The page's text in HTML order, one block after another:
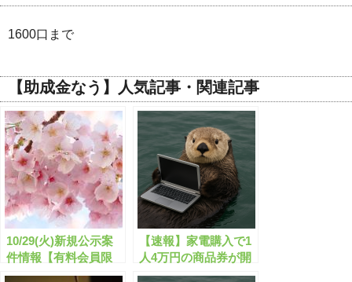
1600口まで
【助成金なう】人気記事・関連記事
10/29(火)新規公示案
件情報【有料会員限
定】
【速報】家電購入で1
人4万円の商品券が開
始します！